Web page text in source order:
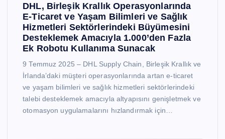
DHL, Birleşik Krallık Operasyonlarında
E-Ticaret ve Yaşam Bilimleri ve Sağlık
Hizmetleri Sektörlerindeki Büyümesini
Desteklemek Amacıyla 1.000’den Fazla
Ek Robotu Kullanıma Sunacak
9 Temmuz 2025 – DHL Supply Chain, Birleşik Krallık ve
İrlanda’daki müşteri operasyonlarında artan e-ticaret
ve yaşam bilimleri ve sağlık hizmetleri sektörlerindeki
talebi desteklemek amacıyla altyapısını genişletmek ve
otomasyon uygulamalarını hızlandırmak için…